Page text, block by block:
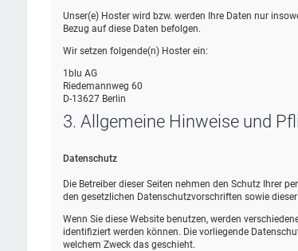
Unser(e) Hoster wird bzw. werden Ihre Daten nur
Bezug auf diese Daten befolgen.
Wir setzen folgende(n) Hoster ein:
1blu AG
Riedemannweg 60
D-13627 Berlin
3. Allgemeine Hinweise und
Datenschutz
Die Betreiber dieser Seiten nehmen den Schutz Ihrer
den gesetzlichen Datenschutzvorschriften sowie
Wenn Sie diese Website benutzen, werden
identifiziert werden können. Die vorliegende
welchem Zweck das geschieht.